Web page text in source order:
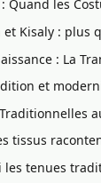
Quand les
et Kisaly : plus
: La
et
tissus
les tenues